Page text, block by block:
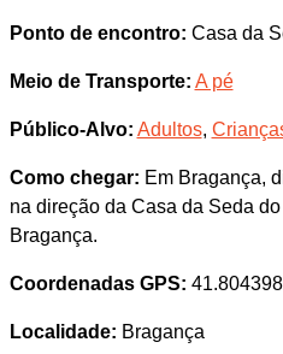
Ponto de encontro: Casa da
Meio de Transporte: A pé
Público-Alvo: Adultos,
Como chegar: Em Bragança,
na direção da Casa da Seda
Bragança.
Coordenadas GPS:
Localidade: Bragança